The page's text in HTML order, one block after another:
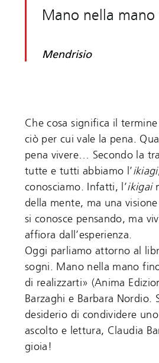
Mano nella
Mendrisio
Che cosa significa il termine
ciò per cui vale la pena.
pena vivere… Secondo la
tutte e tutti abbiamo l’ikiagi
conosciamo. Infatti, l’ikigai
della mente, ma una
si conosce pensando, ma
affiora dall’esperienza.
Oggi parliamo attorno al
sogni. Mano nella mano
di realizzarti» (Anima
Barzaghi e Barbara Nordio.
desiderio di condividere
ascolto e lettura, Claudia
gioia!